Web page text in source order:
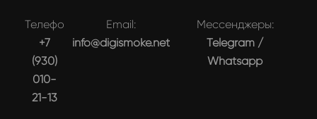
Телефон:
+7
(930)
010-
21-13
Email:
info@digismoke.net
Мессенджеры:
Telegram /
Whatsapp